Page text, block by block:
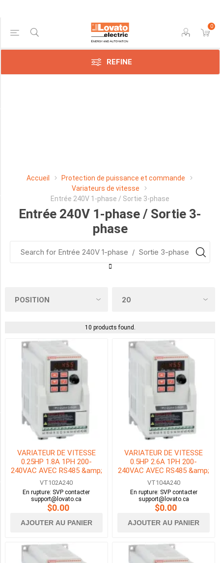
0
REFINE
Accueil
Protection de puissance et commande
Variateurs de vitesse
Entrée 240V 1-phase / Sortie 3-phase
Entrée 240V 1-phase / Sortie 3-
phase
10 products found.
VARIATEUR DE VITESSE
0.25HP 1.8A 1PH 200-
240VAC AVEC RS485 &amp;
BACNET
VT102A240
En rupture: SVP contacter
support@lovato.ca
$0.00
AJOUTER AU PANIER
VARIATEUR DE VITESSE
0.5HP 2.6A 1PH 200-
240VAC AVEC RS485 &amp;
BACNET
VT104A240
En rupture: SVP contacter
support@lovato.ca
$0.00
AJOUTER AU PANIER
Price Range
SpA
PUISSANCE NOMINALE
(2)
0.33HP
(2)
TENSION NOMINALE
240VAC
(10)
Availability
of
Stock